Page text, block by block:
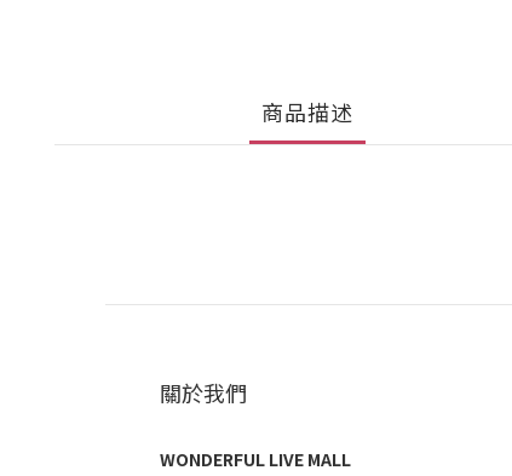
商品描述
關於我們
WONDERFUL LIVE MALL